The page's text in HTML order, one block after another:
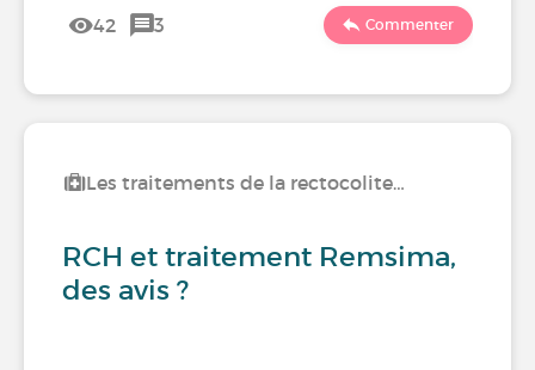
42 3 Commenter
Les traitements de la rectocolite…
RCH et traitement Remsima,
des avis ?